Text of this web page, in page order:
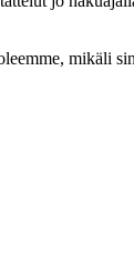
mikäli